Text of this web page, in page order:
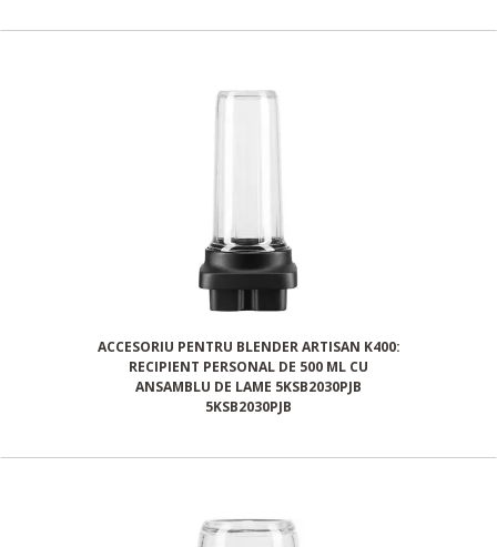
ACCESORIU PENTRU BLENDER ARTISAN K400:
RECIPIENT PERSONAL DE 500 ML CU
ANSAMBLU DE LAME 5KSB2030PJB
5KSB2030PJB